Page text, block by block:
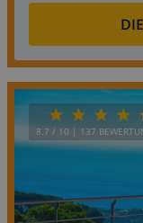
8.7 / 10 | 137